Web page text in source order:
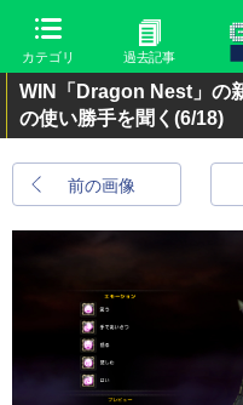
カテゴリ 過去記事
WIN「Dragon Nest」の
の使い勝手を聞く (6/18)
前の画像